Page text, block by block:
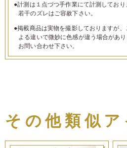
●計測は１点づつ手作業にて計測してお
若干のズレはご容赦下さい。
●掲載商品は実物を撮影しておりますが
よる違いで微妙に色感が違う場合があ
お問い合わせ下さい。
その他類似ア